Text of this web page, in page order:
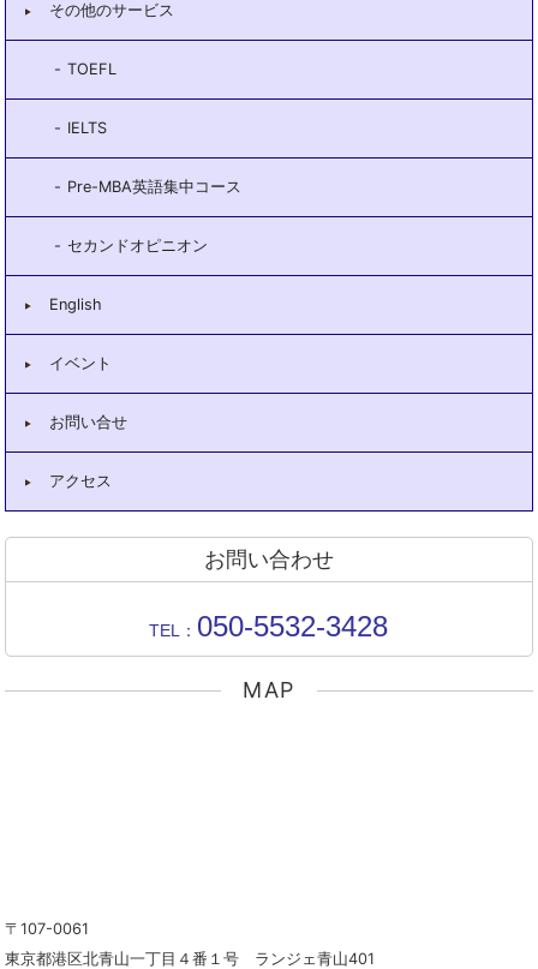
その他のサービス
TOEFL
IELTS
Pre-MBA英語集中コース
セカンドオピニオン
English
イベント
お問い合せ
アクセス
お問い合わせ
TEL： 050-5532-3428
MAP
〒107-0061
東京都港区北青山一丁目４番１号 ランジェ青山401